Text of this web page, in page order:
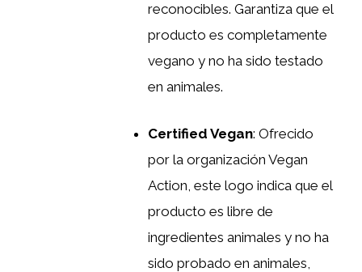
reconocibles. Garantiza que el
producto es completamente
vegano y no ha sido testado
en animales.
Certified Vegan: Ofrecido
por la organización Vegan
Action, este logo indica que el
producto es libre de
ingredientes animales y no ha
sido probado en animales,